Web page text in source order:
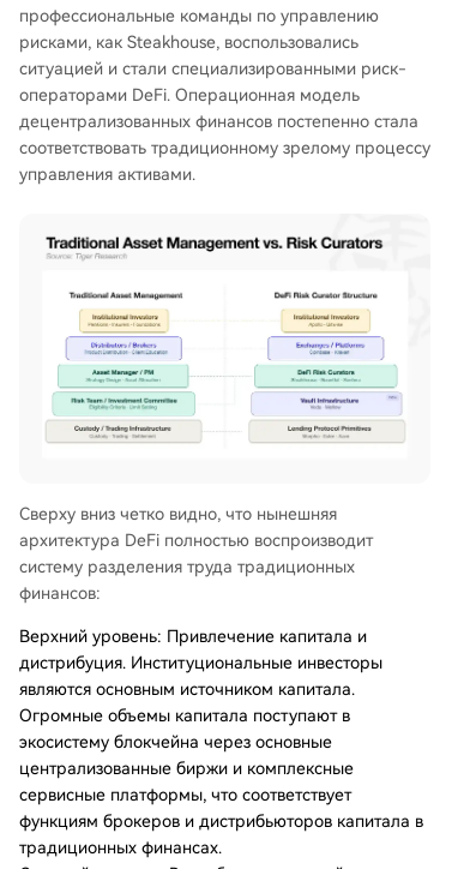
профессиональные команды по управлению
рисками, как Steakhouse, воспользовались
ситуацией и стали специализированными риск-
операторами DeFi. Операционная модель
децентрализованных финансов постепенно стала
соответствовать традиционному зрелому процессу
управления активами.
Сверху вниз четко видно, что нынешняя
архитектура DeFi полностью воспроизводит
систему разделения труда традиционных
финансов:
Верхний уровень: Привлечение капитала и
дистрибуция. Институциональные инвесторы
являются основным источником капитала.
Огромные объемы капитала поступают в
экосистему блокчейна через основные
централизованные биржи и комплексные
сервисные платформы, что соответствует
функциям брокеров и дистрибьюторов капитала в
традиционных финансах.